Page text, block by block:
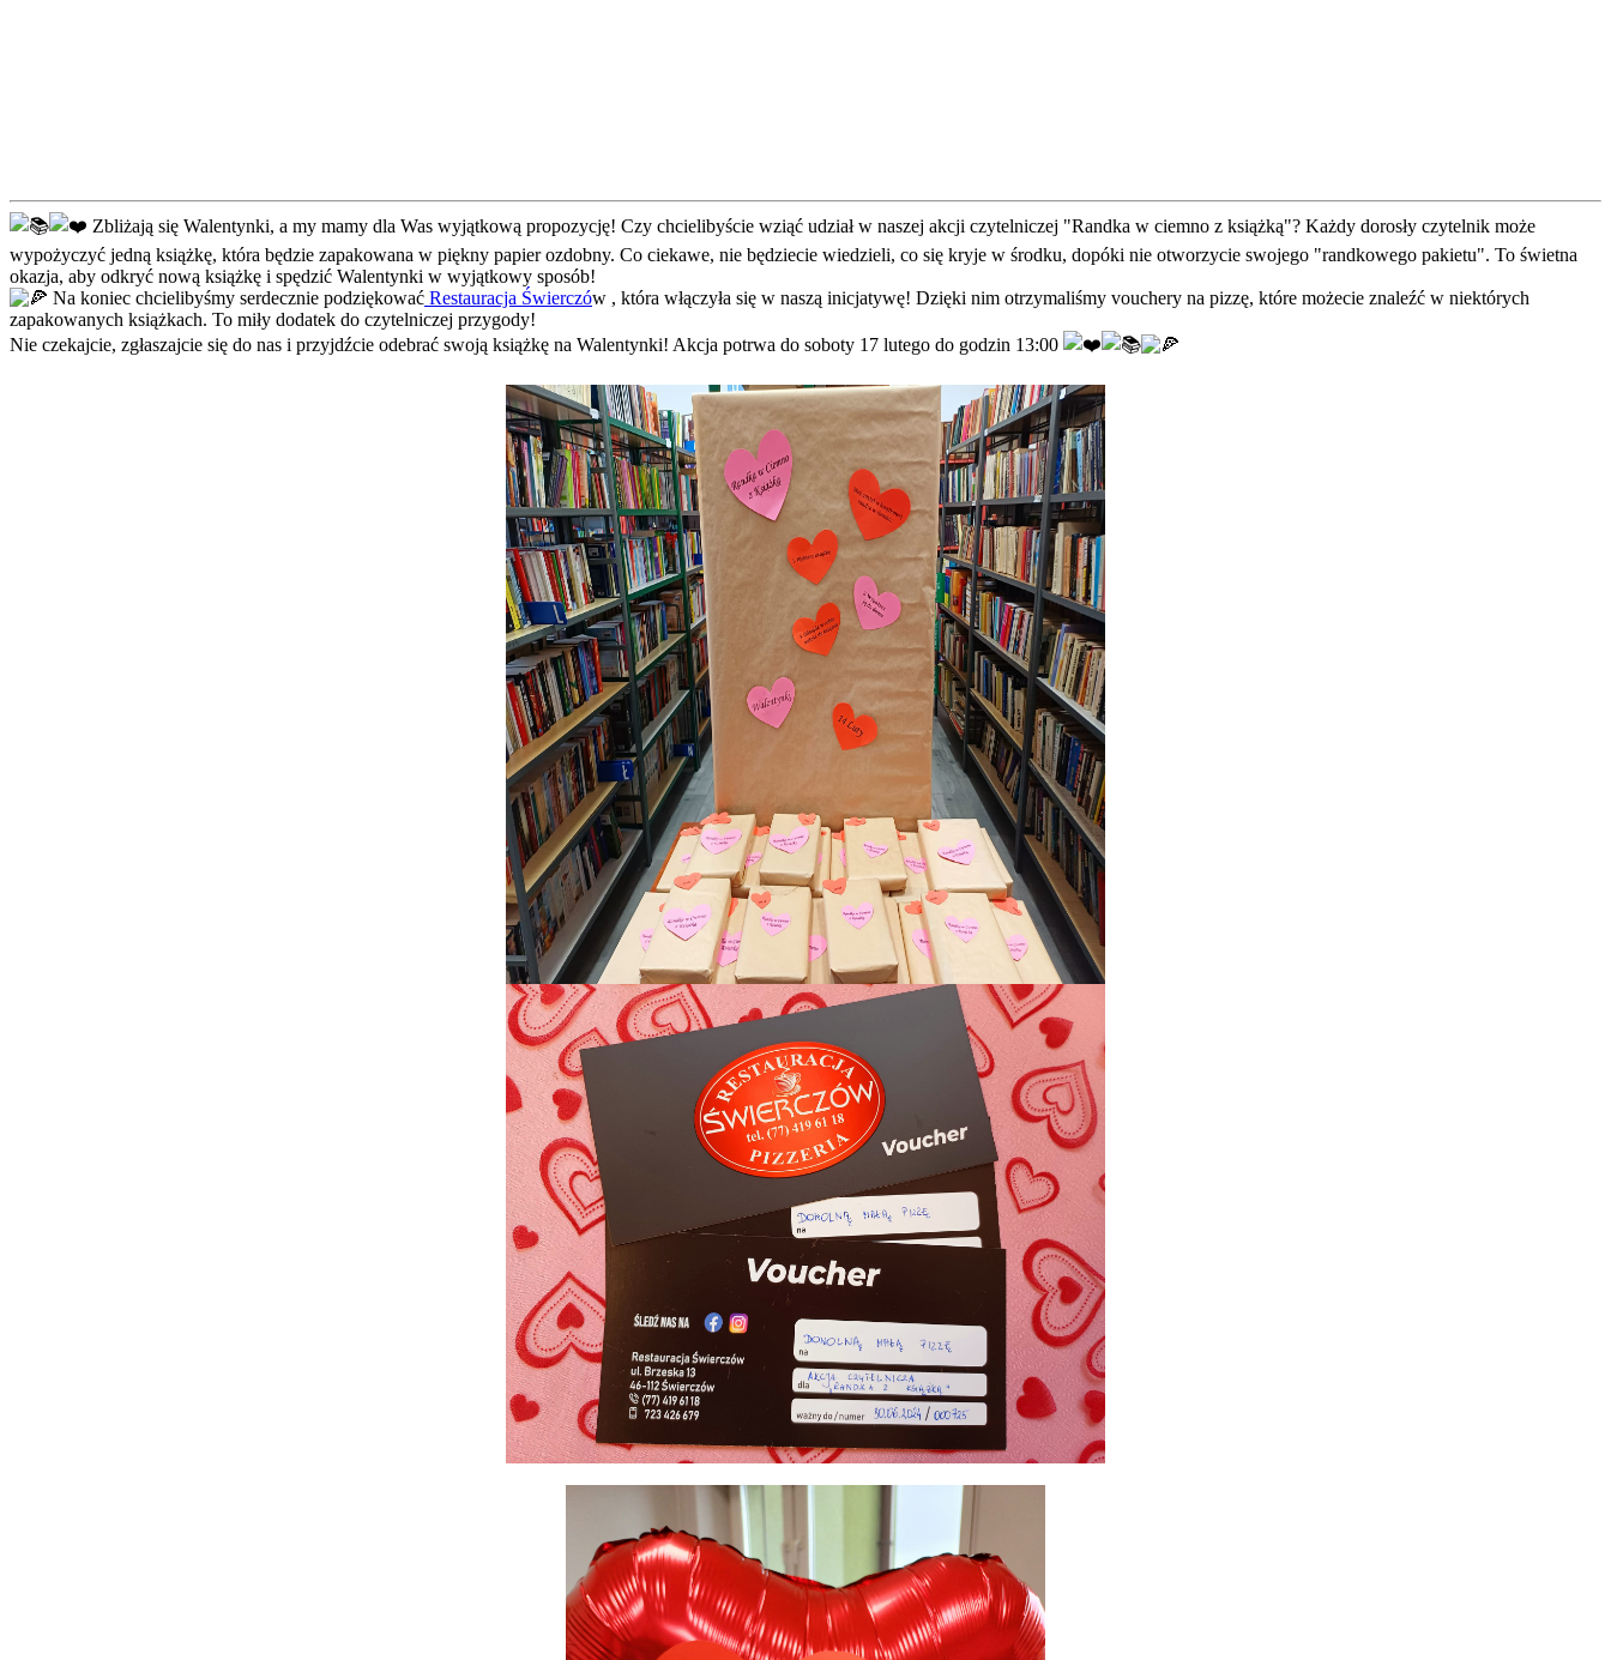
Zbliżają się Walentynki, a my mamy dla Was wyjątkową propozycję! Czy chcielibyście wziąć udział w naszej akcji czytelniczej "Randka w ciemno z książką"? Każdy dorosły czytelnik może
wypożyczyć jedną książkę, która będzie zapakowana w piękny papier ozdobny. Co ciekawe, nie będziecie wiedzieli, co się kryje w środku, dopóki nie otworzycie swojego "randkowego pakietu". To świetna
okazja, aby odkryć nową książkę i spędzić Walentynki w wyjątkowy sposób!
Na koniec chcielibyśmy serdecznie podziękować Restauracja Świerczów , która włączyła się w naszą inicjatywę! Dzięki nim otrzymaliśmy vouchery na pizzę, które możecie znaleźć w niektórych
zapakowanych książkach. To miły dodatek do czytelniczej przygody!
Nie czekajcie, zgłaszajcie się do nas i przyjdźcie odebrać swoją książkę na Walentynki! Akcja potrwa do soboty 17 lutego do godzin 13:00